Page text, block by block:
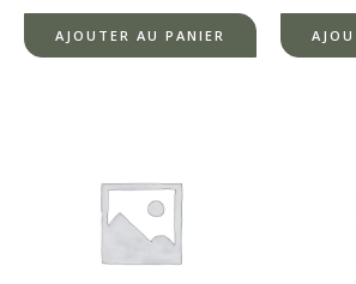
AJOUTER AU PANIER